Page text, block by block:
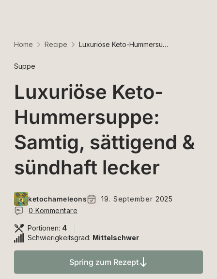
Home Recipe Luxuriöse Keto-Hummersuppe: Samtig, sättigend & sündhaft lecker
Suppe
Luxuriöse Keto-
Hummersuppe:
Samtig, sättigend &
sündhaft lecker
ketochameleons
19. September 2025
0 Kommentare
Portionen: 4
Schwierigkeitsgrad: Mittelschwer
Spring zum Rezept